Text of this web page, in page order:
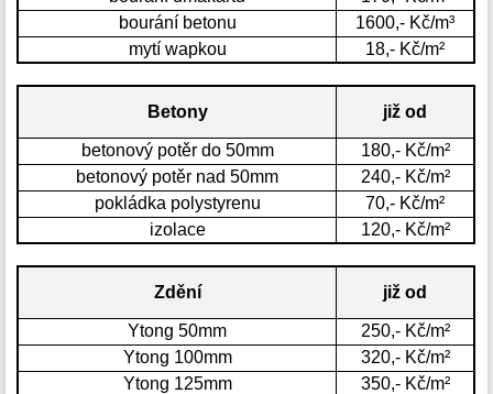
bourání betonu
1600,- Kč/m³
mytí wapkou
18,- Kč/m²
Betony již od
betonový potěr do 50mm
180,- Kč/m²
betonový potěr nad 50mm
240,- Kč/m²
pokládka polystyrenu
70,- Kč/m²
izolace
120,- Kč/m²
Zdění již od
Ytong 50mm
250,- Kč/m²
Ytong 100mm
320,- Kč/m²
Ytong 125mm
350,- Kč/m²